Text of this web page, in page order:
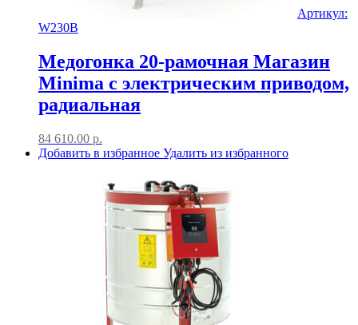
Артикул:
W230B
Медогонка 20-рамочная Магазин
Minima с электрическим приводом,
радиальная
84 610.00 р.
Добавить в избранное Удалить из избранного